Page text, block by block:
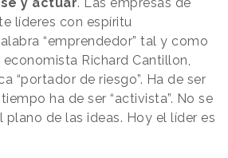
y actuar. Las empresas de
líderes con espíritu
“emprendedor” tal y como
Richard Cantillon,
“portador de riesgo”. Ha de ser
ha de ser “activista”. No se
plano de las ideas. Hoy el líder es